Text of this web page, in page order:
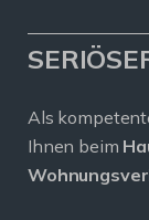
Als
Ihnen beim